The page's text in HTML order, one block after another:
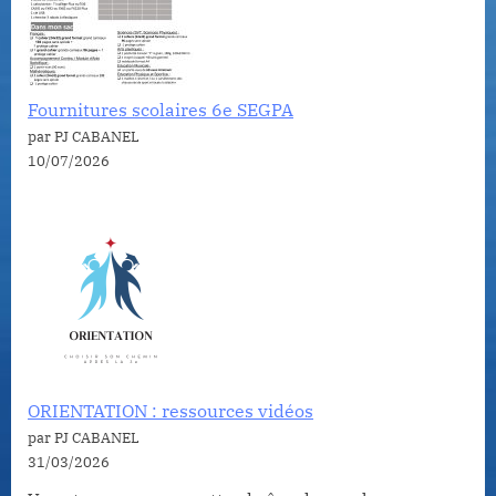
Fournitures scolaires 6e SEGPA
par PJ CABANEL
10/07/2026
ORIENTATION : ressources vidéos
par PJ CABANEL
31/03/2026